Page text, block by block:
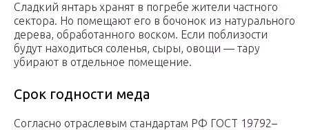
Сладкий янтарь хранят в погребе жители частного
сектора. Но помещают его в бочонок из натурального
дерева, обработанного воском. Если поблизости
будут находиться соленья, сыры, овощи — тару
убирают в отдельное помещение.
Срок годности меда
Согласно отраслевым стандартам РФ ГОСТ 19792–